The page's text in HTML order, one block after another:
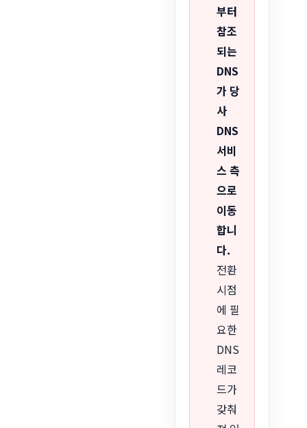
부터
참조
되는
DNS
가 당
사
DNS
서비
스 측
으로
이동
합니
다.
전환
시점
에 필
요한
DNS
레코
드가
갖춰